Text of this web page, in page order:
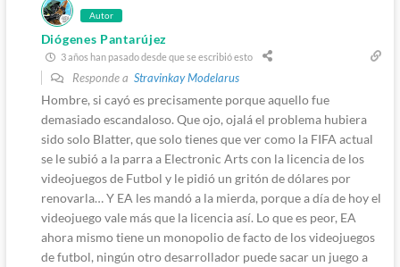
Autor
Diógenes Pantarújez
3 años han pasado desde que se escribió esto
Responde a Stravinkay Modelarus
Hombre, si cayó es precisamente porque aquello fue
demasiado escandaloso. Que ojo, ojalá el problema hubiera
sido solo Blatter, que solo tienes que ver como la FIFA actual
se le subió a la parra a Electronic Arts con la licencia de los
videojuegos de Futbol y le pidió un gritón de dólares por
renovarla… Y EA les mandó a la mierda, porque a día de hoy el
videojuego vale más que la licencia así. Lo que es peor, EA
ahora mismo tiene un monopolio de facto de los videojuegos
de futbol, ningún otro desarrollador puede sacar un juego a